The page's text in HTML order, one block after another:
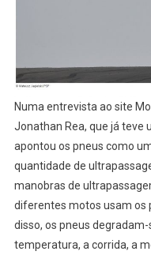
Numa entrevista ao site
Jonathan Rea, que já teve
apontou os pneus como
quantidade de
manobras de
diferentes motos usam os
disso, os pneus
temperatura, a corrida, a